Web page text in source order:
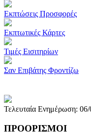
Εκπτώσεις Προσφορές
Εκπτωτικές Κάρτες
Τιμές Εισιτηρίων
Σαν Επιβάτης Φροντίζω
Τελευταία Ενημέρωση:
ΠΡΟΟΡΙΣΜΟΙ